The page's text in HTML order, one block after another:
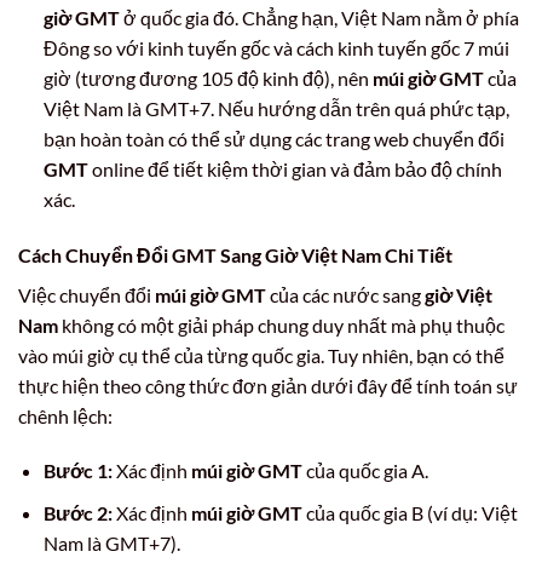
giờ GMTở quốc gia đó. Chẳng hạn, Việt Nam nằm ở phía
Đông so với kinh tuyến gốc và cách kinh tuyến gốc 7 múi
giờ (tương đương 105 độ kinh độ), nên múi giờ GMTcủa
Việt Nam là GMT+7. Nếu hướng dẫn trên quá phức tạp,
bạn hoàn toàn có thể sử dụng các trang web chuyển đổi
GMTonline để tiết kiệm thời gian và đảm bảo độ chính
xác.
Cách Chuyển ĐổiGMTSangGiờ Việt NamChi Tiết
Việc chuyển đổi múi giờ GMTcủa các nước sanggiờ Việt
Nam không có một giải pháp chung duy nhất mà phụ thuộc
vào múi giờ cụ thể của từng quốc gia. Tuy nhiên, bạn có thể
thực hiện theo công thức đơn giản dưới đây để tính toán sự
chênh lệch:
Bước 1:Xác định múi giờ GMTcủa quốc gia A.
Bước 2:Xác định múi giờ GMTcủa quốc gia B (ví dụ: Việt
Nam là GMT+7).